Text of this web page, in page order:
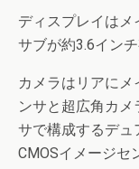
ディスプレイはメ
サブが約3.6インチ
カメラはリアに
ンサと超広角カ
サで構成するデ
CMOSイメージセ